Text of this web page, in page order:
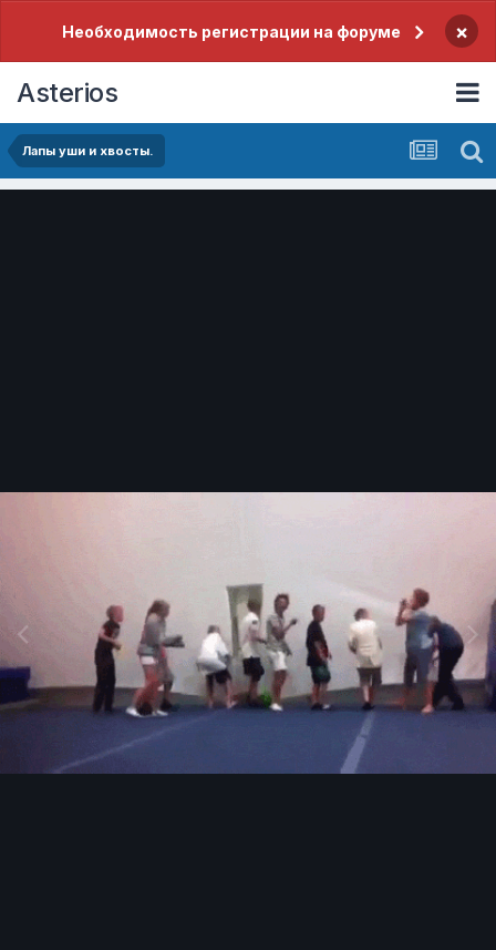
Необходимость регистрации на форуме ×
Asterios
Лапы уши и хвосты.